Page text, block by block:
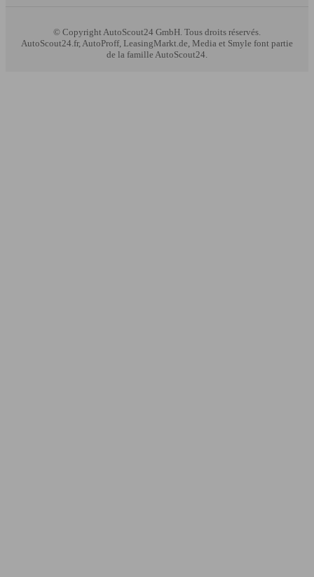
© CopyrightAutoScout24 GmbH. Tous droits réservés.
AutoScout24.fr, AutoProff, LeasingMarkt.de, Media et Smyle font partie
de la famille AutoScout24.